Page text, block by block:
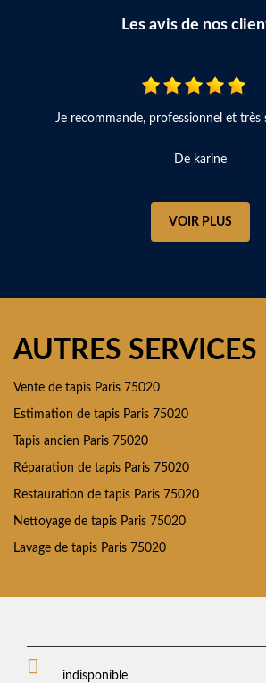
Les avis de nos
Je recommande, professionnel et très
De karine
VOIR PLUS
AUTRES SERVICES
Vente de tapis Paris 75020
Estimation de tapis Paris 75020
Tapis ancien Paris 75020
Réparation de tapis Paris 75020
Restauration de tapis Paris 75020
Nettoyage de tapis Paris 75020
Lavage de tapis Paris 75020
indisponible